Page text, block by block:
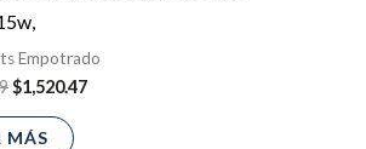
Empotrado
$1,520.47
MÁS